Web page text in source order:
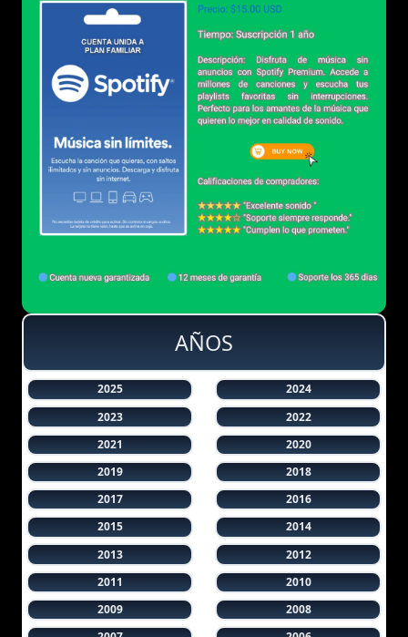
AÑOS
2025
2024
2023
2022
2021
2020
2019
2018
2017
2016
2015
2014
2013
2012
2011
2010
2009
2008